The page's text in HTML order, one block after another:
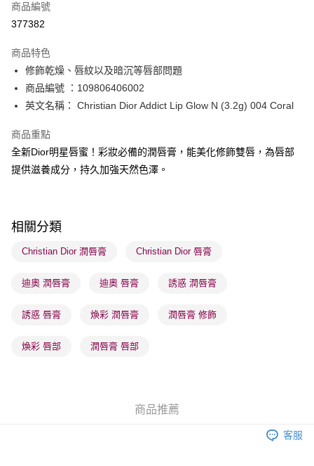
Apple Pay
PayMe
WeChat Pay
送貨方式
順豐自助櫃 - 確認發貨後1-3個工作天送達
順豐站及營業點 - 確認發貨後1-3個工作天送達
物流公司進行物流配送
取。逾期會取消訂單，並不會安排重寄
取。逾期會取消訂單，並不會安排重寄
商品編號
377382
商品特色
修飾乾燥、唇紋以及暗沉等唇部問題
商品編號 ：109806406002
英文名稱： Christian Dior Addict Lip Glow N (3.2g) 004 Coral
商品重點
全新Dior明星唇蜜！彩妝必備的潤唇膏，能美化修飾雙唇，為唇部
提供滋養成分，持久加強天然色澤。
相關分類
Christian Dior 潤唇膏 Christian Dior 唇膏
迪奧 潤唇膏 迪奧 唇膏 誘惑 潤唇膏
誘惑 唇膏 煥彩 潤唇膏 潤唇膏 修飾
煥彩 唇部 潤唇膏 唇部
商品推薦
客服